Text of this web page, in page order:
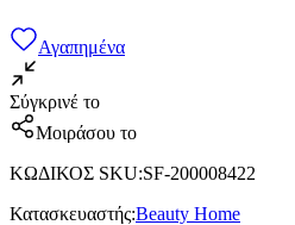
Αγαπημένα
Σύγκρινέ το
Μοιράσου το
ΚΩΔΙΚΟΣ SKU:SF-200008422
Κατασκευαστής:Beauty Home